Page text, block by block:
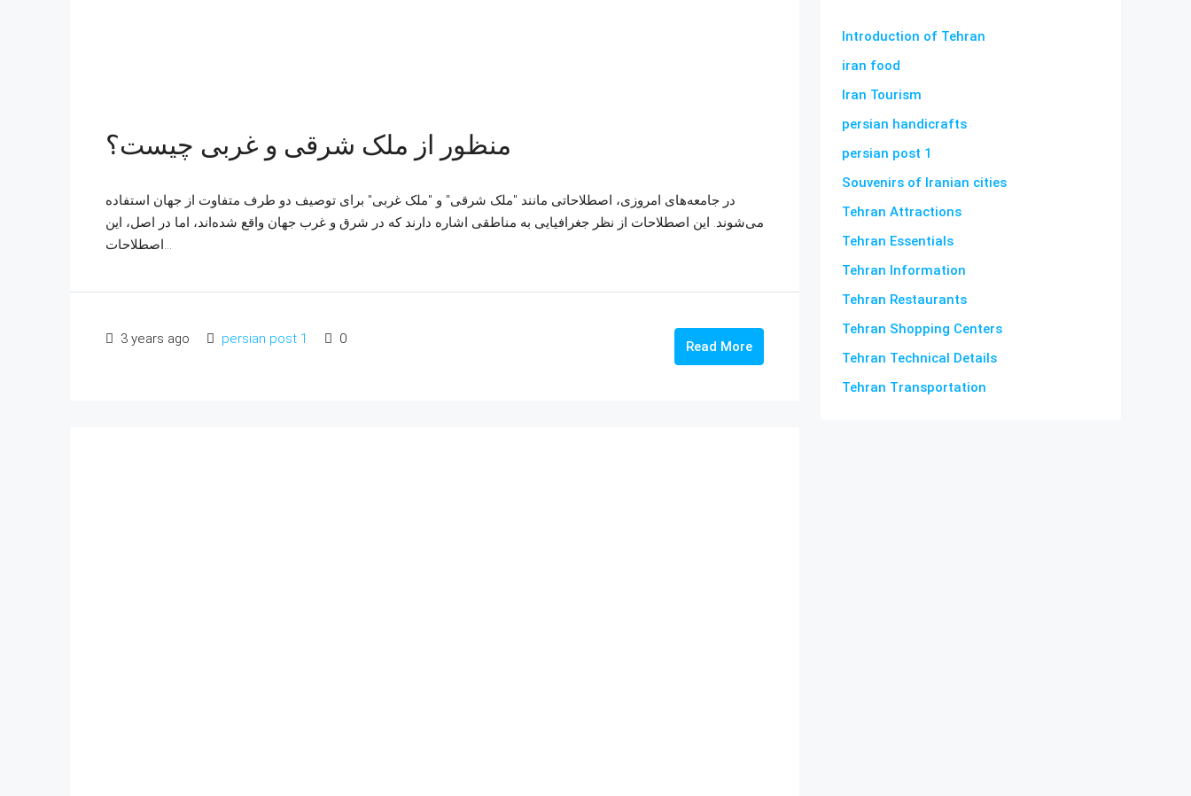
منظور از ملک شرقی و غربی چیست؟
در جامعه‌های امروزی، اصطلاحاتی مانند "ملک شرقی" و "ملک غربی" برای توصیف دو طرف متفاوت از جهان استفاده
می‌شوند. این اصطلاحات از نظر جغرافیایی به مناطقی اشاره دارند که در شرق و غرب جهان واقع شده‌اند، اما در اصل، این
3 years ago persian post 1 0 Read More
Introduction of Tehran
iran food
Iran Tourism
persian handicrafts
persian post 1
Souvenirs of Iranian cities
Tehran Attractions
Tehran Essentials
Tehran Information
Tehran Restaurants
Tehran Shopping Centers
Tehran Technical Details
Tehran Transportation